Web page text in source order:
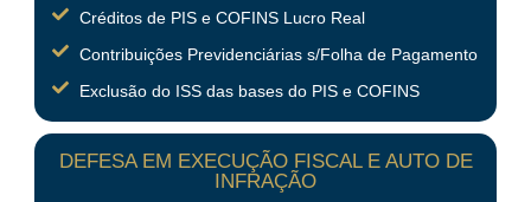
Créditos de PIS e COFINS Lucro Real
Contribuições Previdenciárias s/Folha de Pagamento
Exclusão do ISS das bases do PIS e COFINS
DEFESA EM EXECUÇÃO FISCAL E AUTO DE
INFRAÇÃO